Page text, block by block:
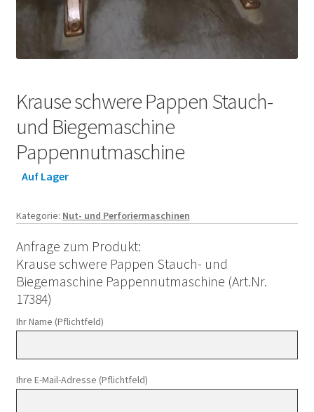
Krause schwere Pappen Stauch-
und Biegemaschine
Pappennutmaschine
Auf Lager
Kategorie: Nut- und Perforiermaschinen
Anfrage zum Produkt:
Krause schwere Pappen Stauch- und
Biegemaschine Pappennutmaschine (Art.Nr.
17384)
Ihr Name (Pflichtfeld)
Ihre E-Mail-Adresse (Pflichtfeld)